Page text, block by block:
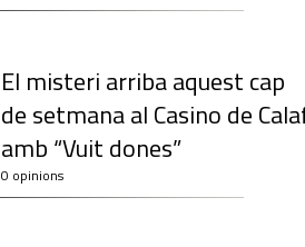
El misteri arriba aquest cap
de setmana al Casino de
amb “Vuit dones”
0 opinions